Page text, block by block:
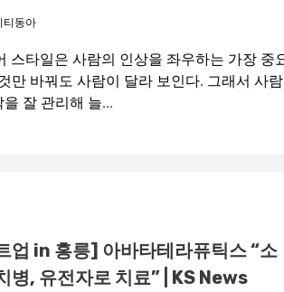
티동아
스타일은 사람의 인상을 좌우하는 가장 중
만 바꿔도 사람이 달라 보인다. 그래서 사람
잘 관리해 늘...
업 in 홍릉] 아바타테라퓨틱스 “소
병, 유전자로 치료” | KS News